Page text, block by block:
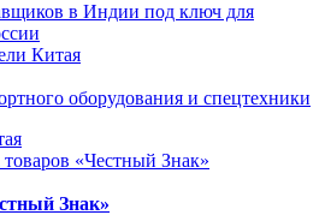
в Индии под ключ для
Китая
оборудования и спецтехники
«Честный Знак»
Знак»